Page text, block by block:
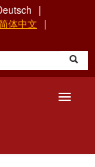
体中文